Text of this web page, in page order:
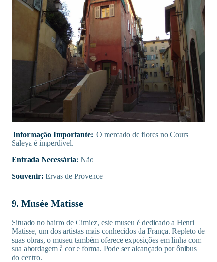
Informação Importante: O mercado de flores no Cours
Saleya é imperdível.
Entrada Necessária: Não
Souvenir: Ervas de Provence
9. Musée Matisse
Situado no bairro de Cimiez, este museu é dedicado a Henri
Matisse, um dos artistas mais conhecidos da França. Repleto de
suas obras, o museu também oferece exposições em linha com
sua abordagem à cor e forma. Pode ser alcançado por ônibus
do centro.